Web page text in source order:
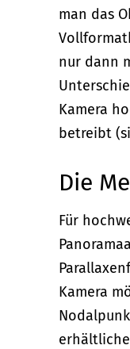
man das
nur dann
Kamera
betreibt
Die
Für
Kamera